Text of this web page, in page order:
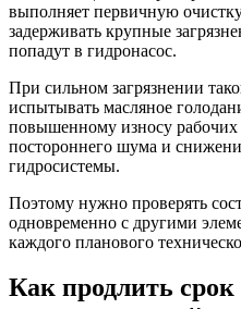
выполняет первичную
задерживать крупные
попадут в гидронасос.
При сильном загрязнении
испытывать масляное
повышенному износу
постороннего шума и
гидросистемы.
Поэтому нужно проверять
одновременно с другими
каждого планового
Как продлить